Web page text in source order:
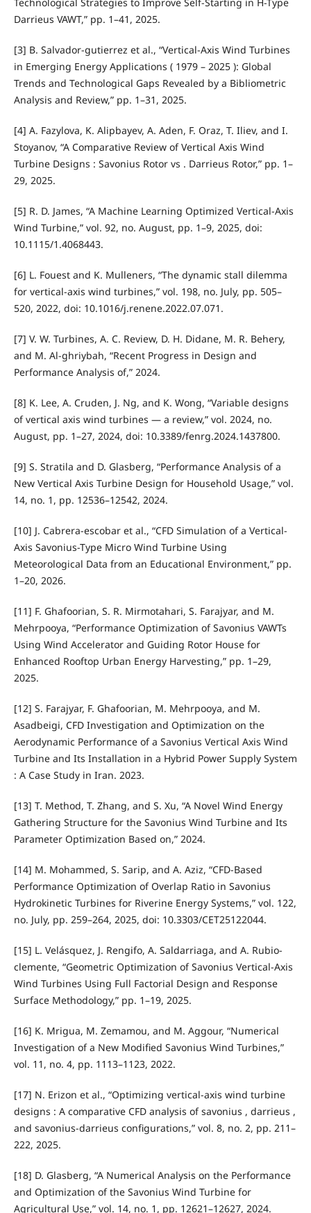
Darrieus VAWT,” pp. 1–41, 2025.
[3] B. Salvador-gutierrez et al., “Vertical-Axis Wind Turbines
in Emerging Energy Applications ( 1979 – 2025 ): Global
Trends and Technological Gaps Revealed by a Bibliometric
Analysis and Review,” pp. 1–31, 2025.
[4] A. Fazylova, K. Alipbayev, A. Aden, F. Oraz, T. Iliev, and I.
Stoyanov, “A Comparative Review of Vertical Axis Wind
Turbine Designs : Savonius Rotor vs . Darrieus Rotor,” pp. 1–
29, 2025.
[5] R. D. James, “A Machine Learning Optimized Vertical-Axis
Wind Turbine,” vol. 92, no. August, pp. 1–9, 2025, doi:
10.1115/1.4068443.
[6] L. Fouest and K. Mulleners, “The dynamic stall dilemma
for vertical-axis wind turbines,” vol. 198, no. July, pp. 505–
520, 2022, doi: 10.1016/j.renene.2022.07.071.
[7] V. W. Turbines, A. C. Review, D. H. Didane, M. R. Behery,
and M. Al-ghriybah, “Recent Progress in Design and
Performance Analysis of,” 2024.
[8] K. Lee, A. Cruden, J. Ng, and K. Wong, “Variable designs
of vertical axis wind turbines — a review,” vol. 2024, no.
August, pp. 1–27, 2024, doi: 10.3389/fenrg.2024.1437800.
[9] S. Stratila and D. Glasberg, “Performance Analysis of a
New Vertical Axis Turbine Design for Household Usage,” vol.
14, no. 1, pp. 12536–12542, 2024.
[10] J. Cabrera-escobar et al., “CFD Simulation of a Vertical-
Axis Savonius-Type Micro Wind Turbine Using
Meteorological Data from an Educational Environment,” pp.
1–20, 2026.
[11] F. Ghafoorian, S. R. Mirmotahari, S. Farajyar, and M.
Mehrpooya, “Performance Optimization of Savonius VAWTs
Using Wind Accelerator and Guiding Rotor House for
Enhanced Rooftop Urban Energy Harvesting,” pp. 1–29,
2025.
[12] S. Farajyar, F. Ghafoorian, M. Mehrpooya, and M.
Asadbeigi, CFD Investigation and Optimization on the
Aerodynamic Performance of a Savonius Vertical Axis Wind
Turbine and Its Installation in a Hybrid Power Supply System
: A Case Study in Iran. 2023.
[13] T. Method, T. Zhang, and S. Xu, “A Novel Wind Energy
Gathering Structure for the Savonius Wind Turbine and Its
Parameter Optimization Based on,” 2024.
[14] M. Mohammed, S. Sarip, and A. Aziz, “CFD-Based
Performance Optimization of Overlap Ratio in Savonius
Hydrokinetic Turbines for Riverine Energy Systems,” vol. 122,
no. July, pp. 259–264, 2025, doi: 10.3303/CET25122044.
[15] L. Velásquez, J. Rengifo, A. Saldarriaga, and A. Rubio-
clemente, “Geometric Optimization of Savonius Vertical-Axis
Wind Turbines Using Full Factorial Design and Response
Surface Methodology,” pp. 1–19, 2025.
[16] K. Mrigua, M. Zemamou, and M. Aggour, “Numerical
Investigation of a New Modified Savonius Wind Turbines,”
vol. 11, no. 4, pp. 1113–1123, 2022.
[17] N. Erizon et al., “Optimizing vertical-axis wind turbine
designs : A comparative CFD analysis of savonius , darrieus ,
and savonius-darrieus configurations,” vol. 8, no. 2, pp. 211–
222, 2025.
[18] D. Glasberg, “A Numerical Analysis on the Performance
and Optimization of the Savonius Wind Turbine for
Agricultural Use,” vol. 14, no. 1, pp. 12621–12627, 2024.